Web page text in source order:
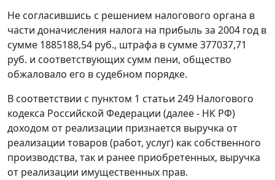
Не согласившись с решением налогового органа в
части доначисления налога на прибыль за 2004 год в
сумме 1885188,54 руб., штрафа в сумме 377037,71
руб. и соответствующих сумм пени, общество
обжаловало его в судебном порядке.
В соответствии с пунктом 1 статьи 249 Налогового
кодекса Российской Федерации (далее - НК РФ)
доходом от реализации признается выручка от
реализации товаров (работ, услуг) как собственного
производства, так и ранее приобретенных, выручка
от реализации имущественных прав.